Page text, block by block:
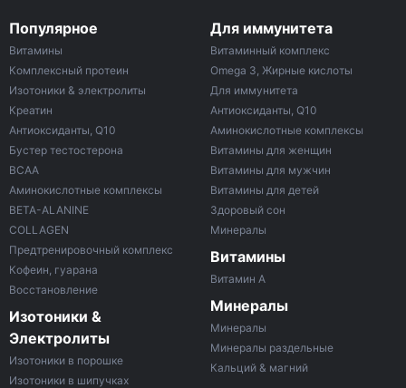
Популярное
Витамины
Комплексный протеин
Изотоники & электролиты
Креатин
Антиоксиданты, Q10
Бустер тестостерона
ВСАА
Аминокислотные комплексы
BETA-ALANINE
COLLAGEN
Предтренировочный комплекс
Кофеин, гуарана
Восстановление
Изотоники &
Электролиты
Изотоники в порошке
Изотоники в шипучках
Для иммунитета
Витаминный комплекс
Omega 3, Жирные кислоты
Для иммунитета
Антиоксиданты, Q10
Аминокислотные комплексы
Витамины для женщин
Витамины для мужчин
Витамины для детей
Здоровый сон
Минералы
Витамины
Витамин A
Минералы
Минералы
Минералы раздельные
Кальций & магний